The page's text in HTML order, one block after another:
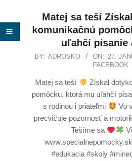
Matej sa teší
komunikačnú
uľahčí písanie
BY: ADROSKO ON: 27.
FACEBOOK
Matej sa teší
Získal
pomôcku, ktorá mu uľahčí
s rodinou i priateľmi
Vo
precvičuje pozornosť a
Tešíme sa
#edukacia #skoly